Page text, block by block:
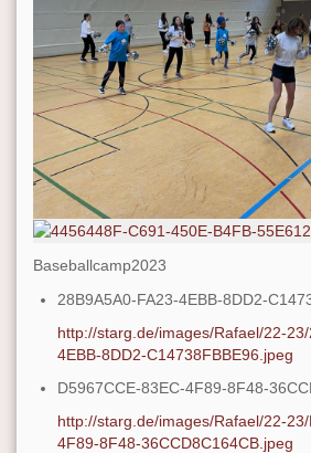
Baseballcamp2023
28B9A5A0-FA23-4EBB-8DD2-
http://starg.de/images/Rafael/22-
4EBB-8DD2-C14738FBBE96.jpeg
D5967CCE-83EC-4F89-8F48-
http://starg.de/images/Rafael/22-
4F89-8F48-36CCD8C164CB.jpeg